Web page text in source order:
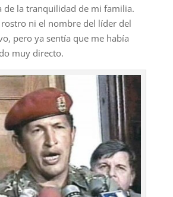
de la tranquilidad de mi familia.
ni el nombre del líder del
pero ya sentía que me había
muy directo.